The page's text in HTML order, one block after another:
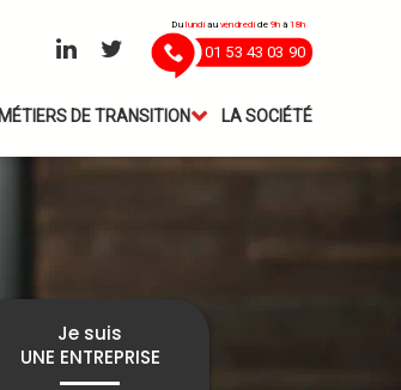
Du lundiau vendredide9h à18h
01 53 43 03 90
DE TRANSITION LA SOCIÉTÉ
Je suis
UNE ENTREPRISE